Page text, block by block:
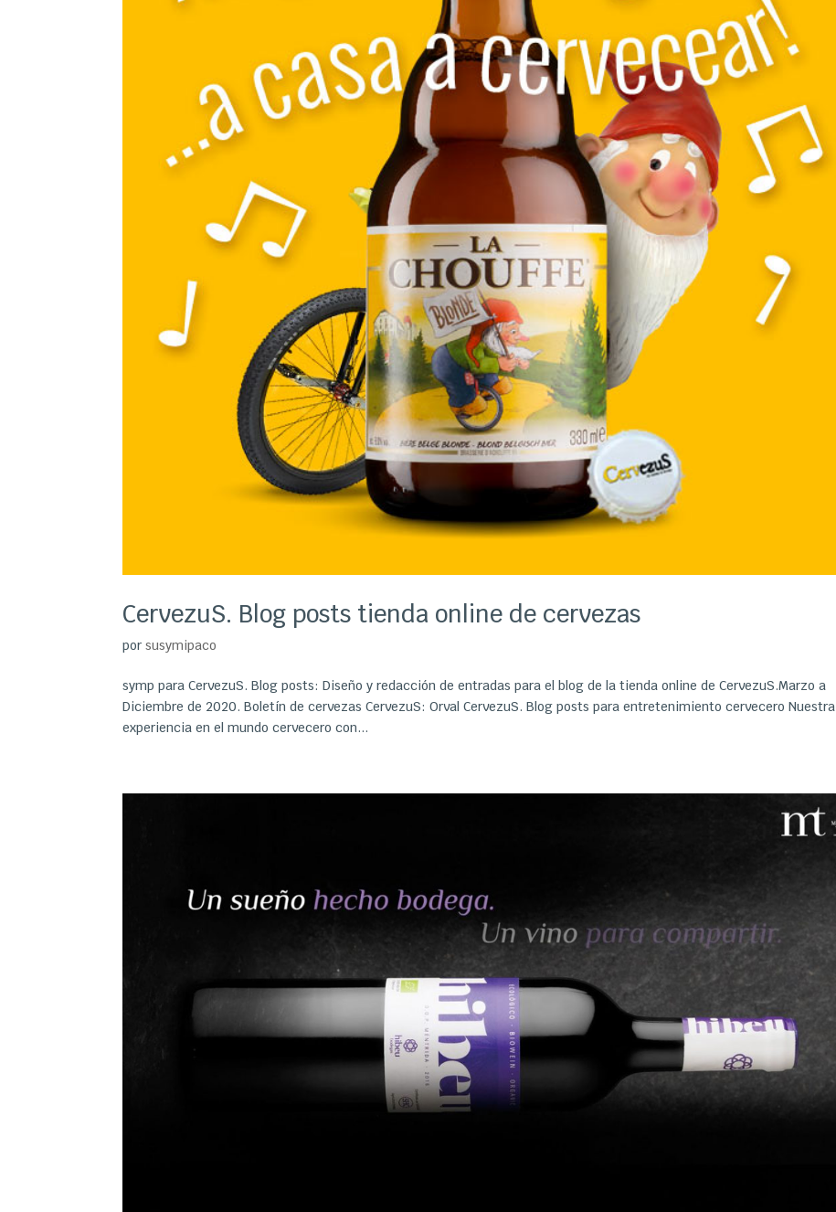
CervezuS. Blog posts tienda online de cervezas
porsusymipaco
symp para CervezuS. Blog posts: Diseño y redacción de entradas para el blog de la tienda online de CervezuS.Marzo a
Diciembre de 2020. Boletín de cervezas CervezuS: Orval CervezuS. Blog posts para entretenimiento cervecero Nuestra
experiencia en el mundo cervecero con...